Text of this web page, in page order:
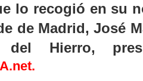
lo recogió en su
de Madrid, José
Hierro,